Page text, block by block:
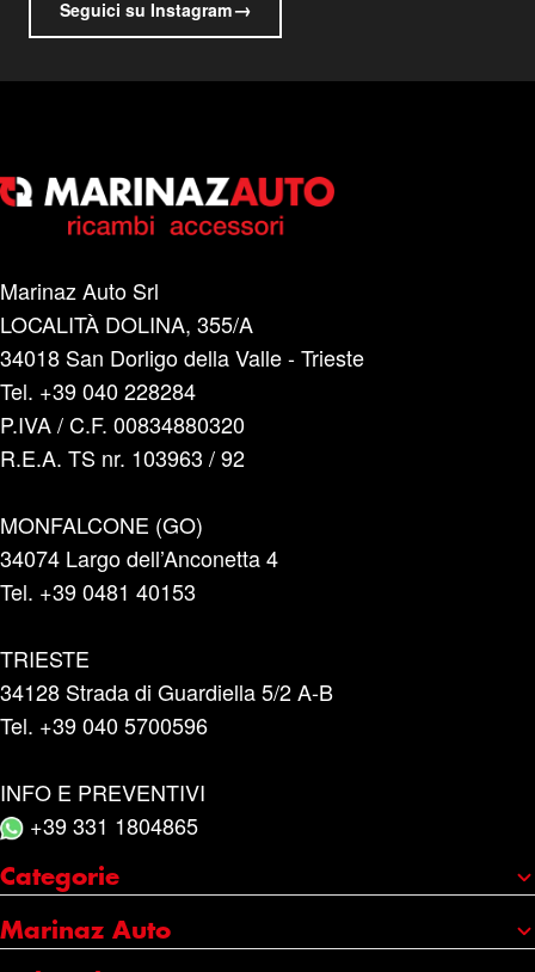
Seguici su Instagram→
Marinaz Auto Srl
LOCALITÀ DOLINA, 355/A
34018 San Dorligo della Valle - Trieste
Tel. +39 040 228284
P.IVA / C.F. 00834880320
R.E.A. TS nr. 103963 / 92
MONFALCONE (GO)
34074 Largo dell’Anconetta 4
Tel. +39 0481 40153
TRIESTE
34128 Strada di Guardiella 5/2 A-B
Tel. +39 040 5700596
INFO E PREVENTIVI
+39 331 1804865
Categorie
Portaggio e carico
Marinaz Auto